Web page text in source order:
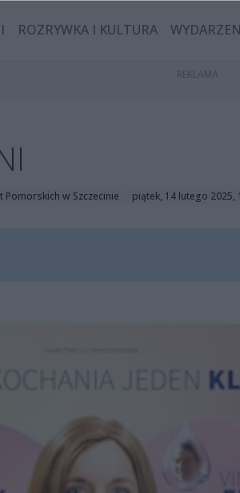
ROZRYWKA I KULTURA
Pomorskich w Szczecinie piątek, 14 lutego 2025,